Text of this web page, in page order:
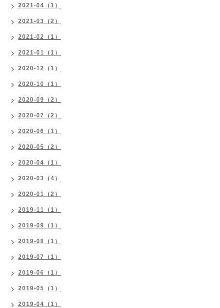
2021-04（1）
2021-03（2）
2021-02（1）
2021-01（1）
2020-12（1）
2020-10（1）
2020-09（2）
2020-07（2）
2020-06（1）
2020-05（2）
2020-04（1）
2020-03（4）
2020-01（2）
2019-11（1）
2019-09（1）
2019-08（1）
2019-07（1）
2019-06（1）
2019-05（1）
2019-04（1）